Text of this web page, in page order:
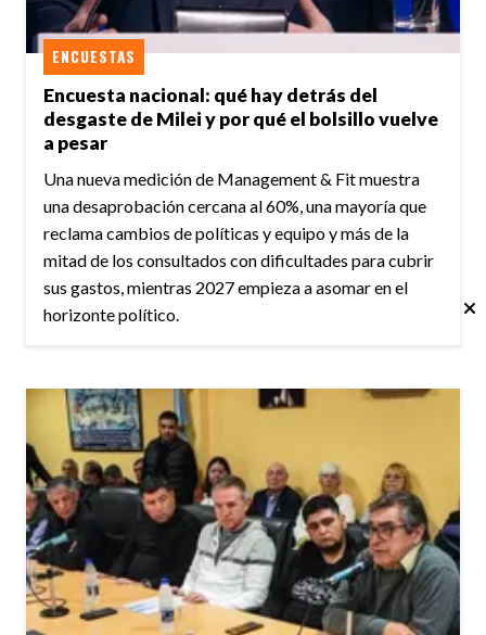
Encuesta nacional: qué hay detrás del
desgaste de Milei y por qué el bolsillo vuelve
a pesar
ENCUESTAS
Una nueva medición de Management & Fit muestra
una desaprobación cercana al 60%, una mayoría que
reclama cambios de políticas y equipo y más de la
mitad de los consultados con dificultades para cubrir
sus gastos, mientras 2027 empieza a asomar en el
horizonte político.